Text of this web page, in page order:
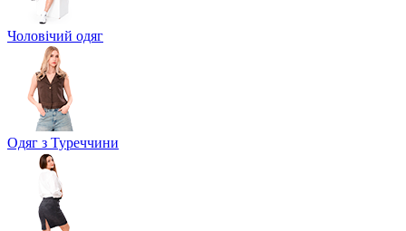
Чоловічий одяг
Одяг з Туреччини